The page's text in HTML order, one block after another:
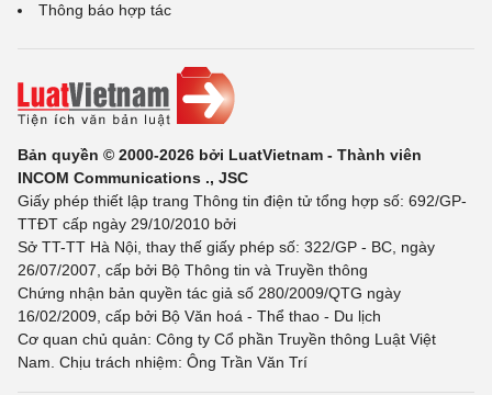
Thông báo hợp tác
Bản quyền © 2000-2026 bởi LuatVietnam - Thành viên
INCOM Communications ., JSC
Giấy phép thiết lập trang Thông tin điện tử tổng hợp số: 692/GP-
TTĐT cấp ngày 29/10/2010 bởi
Sở TT-TT Hà Nội, thay thế giấy phép số: 322/GP - BC, ngày
26/07/2007, cấp bởi Bộ Thông tin và Truyền thông
Chứng nhận bản quyền tác giả số 280/2009/QTG ngày
16/02/2009, cấp bởi Bộ Văn hoá - Thể thao - Du lịch
Cơ quan chủ quản: Công ty Cổ phần Truyền thông Luật Việt
Nam. Chịu trách nhiệm: Ông Trần Văn Trí